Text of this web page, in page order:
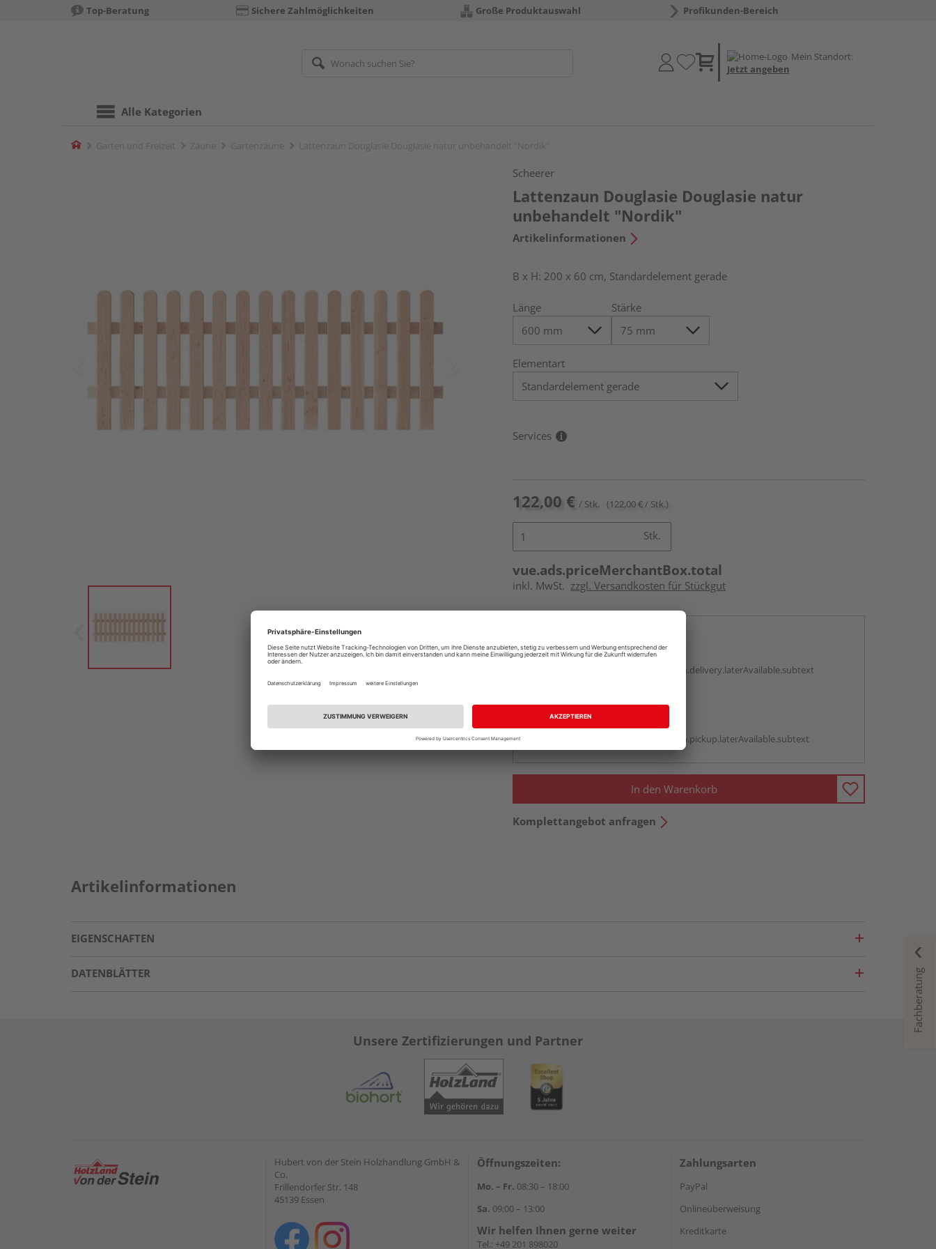
Top-Beratung Sichere Zahlmöglichkeiten Große Produktauswahl Profikunden-Bereich
Mein Standort:
Jetzt angeben
Alle Kategorien
Home
Scheerer
Lattenzaun Douglasie Douglasie natur
unbehandelt "Nordik"
Artikelinformationen
B x H: 200 x 60 cm, Standardelement gerade
Länge Stärke
Elementart
Services
122,00 € / Stk. (122,00 € / Stk.)
Stk.
vue.ads.priceMerchantBox.total
inkl. MwSt. zzgl. Versandkosten für Stückgut
Auf Vorbestellung:
vue.ads.priceMerchantBox.option.delivery.laterAvailable.subtext
Beim Händler abholen
Auf Vorbestellung:
vue.ads.priceMerchantBox.option.pickup.laterAvailable.subtext
In den Warenkorb
Komplettangebot anfragen
Artikelinformationen
EIGENSCHAFTEN
DATENBLÄTTER Fachberatung
Unsere Zertifizierungen und Partner
Hubert von der Stein Holzhandlung GmbH &
Co.
Frillendorfer Str. 148
45139 Essen
Öffnungszeiten:
Mo. – Fr. 08:30 – 18:00
Sa. 09:00 – 13:00
Wir helfen Ihnen gerne weiter
Tel.: +49 201 898020
Zahlungsarten
PayPal
Onlineüberweisung
Kreditkarte